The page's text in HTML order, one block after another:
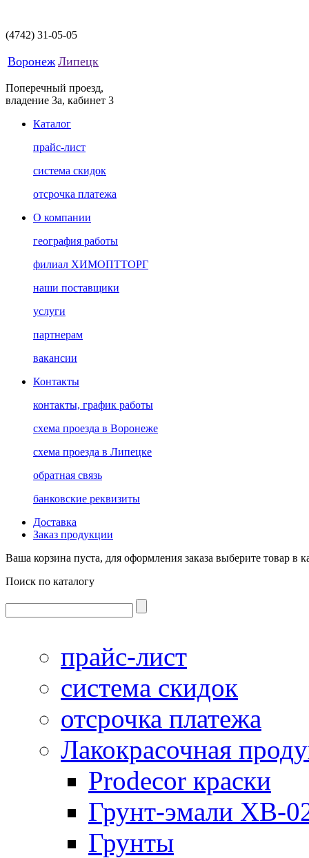
(4742) 31-05-05
Воронеж Липецк
Поперечный проезд,
владение 3а, кабинет 3
Каталог
прайс-лист
система скидок
отсрочка платежа
О компании
география работы
филиал ХИМОПТТОРГ
наши поставщики
услуги
партнерам
вакансии
Контакты
контакты, график работы
схема проезда в Воронеже
схема проезда в Липецке
обратная связь
банковские реквизиты
Доставка
Заказ продукции
Ваша корзина пуста, для оформления заказа выберите товар в
Поиск по каталогу
прайс-лист
система скидок
отсрочка платежа
Лакокрасочная
Prodecor краски
Грунт-эмали ХВ-
Грунты